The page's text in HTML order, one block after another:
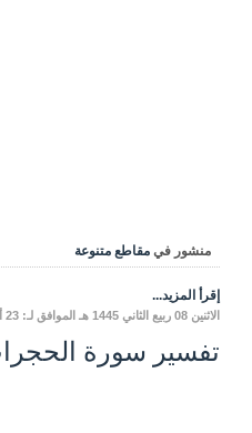
منشور في مقاطع متنوعة
إقرأ المزيد...
الاثنين 08 ربيع الثاني 1445 هـ الموافق لـ: 23 أكتوبر 2023 00:03
تفسير سورة الحجرات (38)